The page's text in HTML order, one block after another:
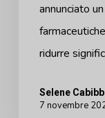
chirurghi
annunciato
ridurre
Selene
7 novembre